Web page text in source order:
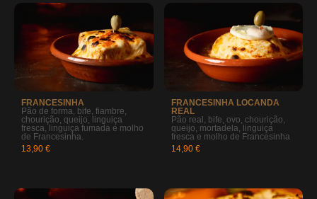
FRANCESINHA
Pão de forma, bife, fiambre,
chourição, queijo, linguiça
fresca, linguiça fumada e molho
de Francesinha.
13,90 €
FRANCESINHA LOCANDA
REAL
Pão real, bife, ovo, chourição,
queijo, mortadela, linguiça
fresca e molho de Francesinha
14,90 €